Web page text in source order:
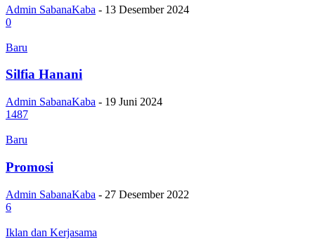
Admin SabanaKaba - 13 Desember 2024
0
Baru
Silfia Hanani
Admin SabanaKaba - 19 Juni 2024
1487
Baru
Promosi
Admin SabanaKaba - 27 Desember 2022
6
Iklan dan Kerjasama